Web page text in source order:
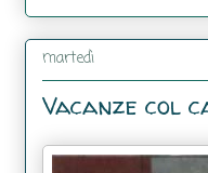
martedì
Vacanze col